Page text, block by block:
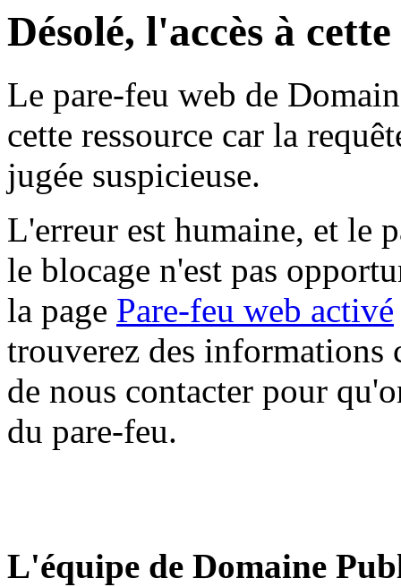
Désolé, l'accès à
Le pare-feu web de
cette ressource car la
jugée suspicieuse.
L'erreur est humaine, et le
le blocage n'est pas
la page Pare-feu web activé
trouverez des informations
de nous contacter pour
du pare-feu.
L'équipe de Domaine